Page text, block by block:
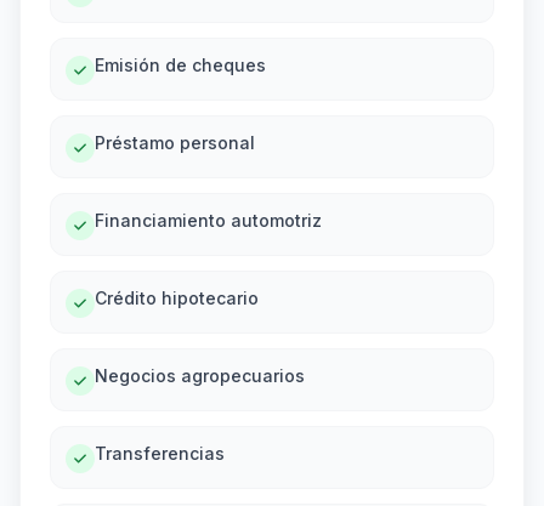
Emisión de cheques
Préstamo personal
Financiamiento automotriz
Crédito hipotecario
Negocios agropecuarios
Transferencias